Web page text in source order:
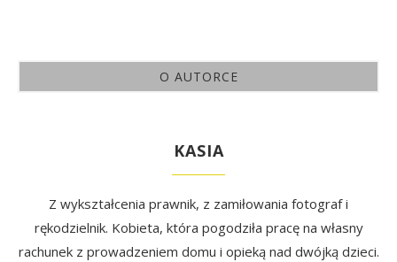
O AUTORCE
KASIA
Z wykształcenia prawnik, z zamiłowania fotograf i
rękodzielnik. Kobieta, która pogodziła pracę na własny
rachunek z prowadzeniem domu i opieką nad dwójką dzieci.